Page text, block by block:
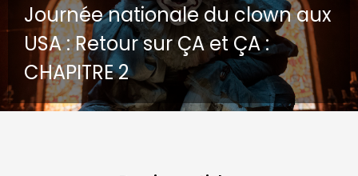
aux
GOHAN : Un chien errant,
destins